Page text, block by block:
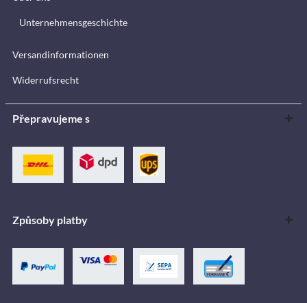
Unternehmensgeschichte
Versandinformationen
Widerrufsrecht
Přepravujeme s
Způsoby platby